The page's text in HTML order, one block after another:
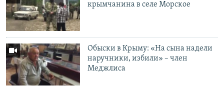
крымчанина в селе Морское
Обыски в Крыму: «На сына надели
наручники, избили» – член
Меджлиса